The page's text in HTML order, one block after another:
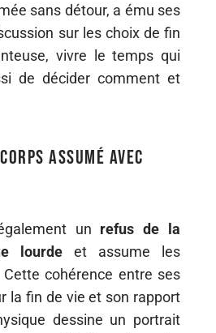
sans détour, a ému ses
sur les choix de fin
vivre le temps qui
de décider comment et
assumé avec
un refus de la
lourde et assume les
cohérence entre ses
la fin de vie et son rapport
dessine un portrait